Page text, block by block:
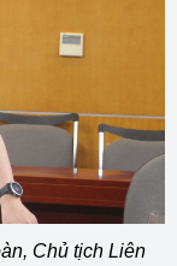
Chủ tịch Liên